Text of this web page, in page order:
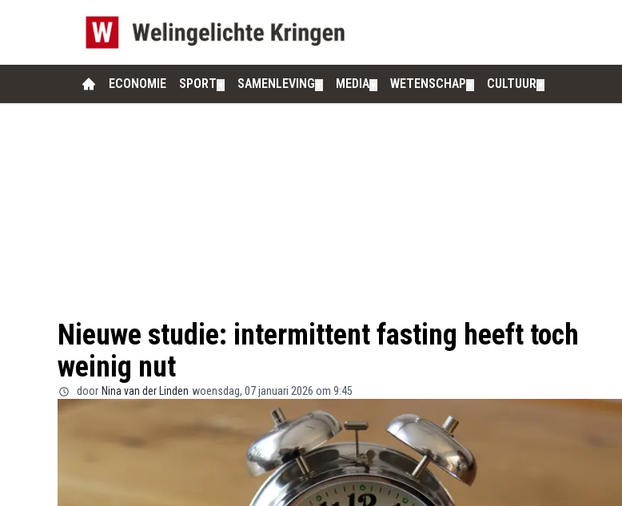
ECONOMIE SPORT SAMENLEVING MEDIA WETENSCHAP CULTUUR
Nieuwe studie: intermittent fasting heeft toch
weinig nut
door Nina van der Linden woensdag, 07 januari 2026 om 9:45